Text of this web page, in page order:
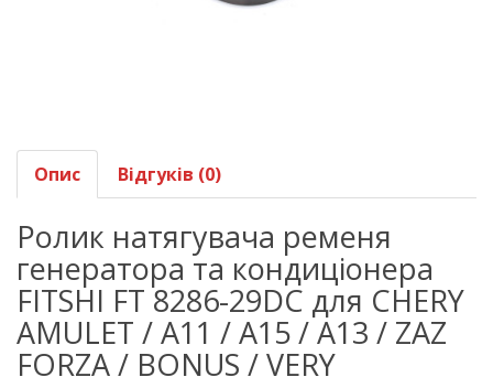
Опис Відгуків (0)
Ролик натягувача ременя
генератора та кондиціонера
FITSHI FT 8286-29DC для CHERY
AMULET / A11 / A15 / A13 / ZAZ
FORZA / BONUS / VERY